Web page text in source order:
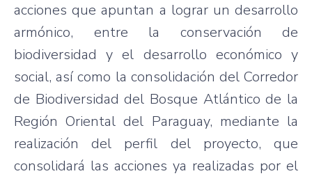
acciones que apuntan a lograr un desarrollo
armónico, entre la conservación de
biodiversidad y el desarrollo económico y
social, así como la consolidación del Corredor
de Biodiversidad del Bosque Atlántico de la
Región Oriental del Paraguay, mediante la
realización del perfil del proyecto, que
consolidará las acciones ya realizadas por el